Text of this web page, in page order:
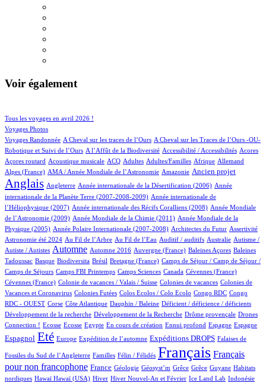
Voir également
Tous les voyages en avril 2026 !
211/1062
Voyages Photos
173/1062
Voyages Randonnée
5/1062 A Cheval sur les traces de l’Ours
4/1062
A Cheval sur les Traces de l’Ours -OU-
Robotique et Suivi de l’Ours
6/1062 A l’Affût de la Biodiversité
2/1062 Accessibilité / Accessibilités
5/1062 Acores
1/1062
Açores routard
3/1062 Acoustique musicale
100/1062 ACQ
35/1062 Adultes
16/1062 Adultes/Familles
2/1062 Afrique
84/1062 Allemand
28/1062
Alpes (France)
13/1062 AMA / Année Mondiale de l’Astronomie
7/1062 Amazonie
303/1062 Ancien projet
824/1062
Anglais
78/1062 Angleterre
6/1062 Année internationale de la Désertification (2006)
14/1062
Année
internationale de la Planète Terre (2007-2008-2009)
4/1062
Année internationale de
l’Héliophysique (2007)
1/1062 Année internationale des Récifs Coralliens (2008)
12/1062
Année Mondiale
de l’Astronomie (2009)
2/1062 Année Mondiale de la Chimie (2011)
16/1062
Année Mondiale de la
Physique (2005)
5/1062 Année Polaire Internationale (2007-2008)
3/1062 Architectes du Futur
1/1062 Assertivité
48/1062
Astronomie été 2024
28/1062 Au Fil de l’Arbre
15/1062 Au Fil de l’Eau
2/1062 Auditif / auditifs
1/1062 Australie
2/1062
Autisme /
Autiste / Autistes
492/1062 Automne
5/1062 Automne 2016
6/1062 Auvergne (France)
1/1062 Baleines Açores
2/1062
Baleines
Tadoussac
1/1062 Basque
100/1062 Biodiversita
1/1062 Brésil
16/1062 Bretagne (France)
108/1062
Camps de Séjour / Camp de Séjour /
Camps de Séjours
2/1062 Camps FBI Printemps
12/1062 Camps Sciences
6/1062 Canada
2/1062 Cévennes (France)
1/1062
Cévennes (France)
1/1062 Colonie de vacances / Valais / Suisse
5/1062 Colonies de vacances
4/1062
Colonies de
Vacances et Coronavirus
1/1062 Colonies Futées
1/1062 Colos Ecolos / Colo Ecolo
2/1062 Congo RDC
2/1062
Congo
RDC - OUEST
1/1062 Corse
22/1062 Côte Atlantique
1/1062 Dauphin / Baleine
2/1062 Déficient / déficience / déficients
1/1062
Développement de la recherche
1/1062 Développement de la Recherche
2/1062 Drôme provençale
23/1062
Drones
Connection !
2/1062 Ecosse
2/1062 Ecosse
1/1062 Egypte
18/1062 En cours de création
1/1062 Ennui profond
30/1062 Espagne
15/1062 Espagne
288/1062
Espagnol
810/1062Eté
13/1062 Europe
181/1062 Expédition de l’automne
289/1062 Expéditions DROPS
7/1062 Falaises de
Fossiles du Sud de l’Angleterre Familles Félin / Félidés Français Français
pour non francophone
340/1062 France
47/1062 Géologie
1/1062 Géosyst’m
1/1062 Grêce
1/1062 Grêce
1/1062 Guyane
3/1062
Habitats
nordiques
2/1062 Hawaï
2/1062 Hawaï (USA)
166/1062 Hiver
28/1062 Hiver Nouvel-An et Février
15/1062 Ice Land Lab
2/1062 Indonésie
1/1062